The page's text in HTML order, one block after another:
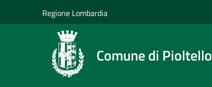
Regione Lombardia
Comune di Pioltello